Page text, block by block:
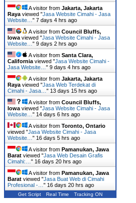
A visitor from Jakarta, Jakarta
Raya viewed "Jasa Website Cimahi - Jasa
Website… " 7 days 4 hrs ago
A visitor from Council Bluffs,
Iowa viewed "Jasa Website Cimahi - Jasa
Website… " 9 days 2 hrs ago
A visitor from Santa Clara,
California viewed "Jasa Website Cimahi -
Jasa Website… " 9 days 4 hrs ago
A visitor from Jakarta, Jakarta
Raya viewed "Jasa Web Terdekat di
Cimahi - Jasa… " 13 days 15 hrs ago
A visitor from Council Bluffs,
Iowa viewed "Jasa Website Cimahi - Jasa
Website… " 14 days 6 hrs ago
A visitor from Toronto, Ontario
viewed "Jasa Website Cimahi - Jasa
Website… " 16 days 5 hrs ago
A visitor from Pamanukan, Jawa
Barat viewed "Jasa Web Desain Grafis
Cimahi:… " 16 days 20 hrs ago
A visitor from Pamanukan, Jawa
Barat viewed "Jasa Buat Web di Cimahi
Profesional -… " 16 days 20 hrs ago
Get Script Real Time Tracking ON